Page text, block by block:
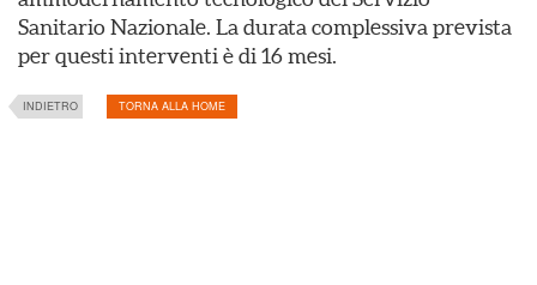
Sanitario Nazionale. La durata complessiva prevista
per questi interventi è di 16 mesi.
INDIETRO TORNA ALLA HOME